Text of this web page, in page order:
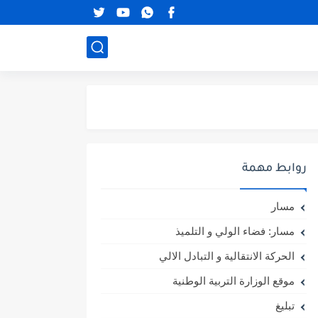
روابط مهمة
مسار
مسار: فضاء الولي و التلميذ
الحركة الانتقالية و التبادل الالي
موقع الوزارة التربية الوطنية
تبليغ